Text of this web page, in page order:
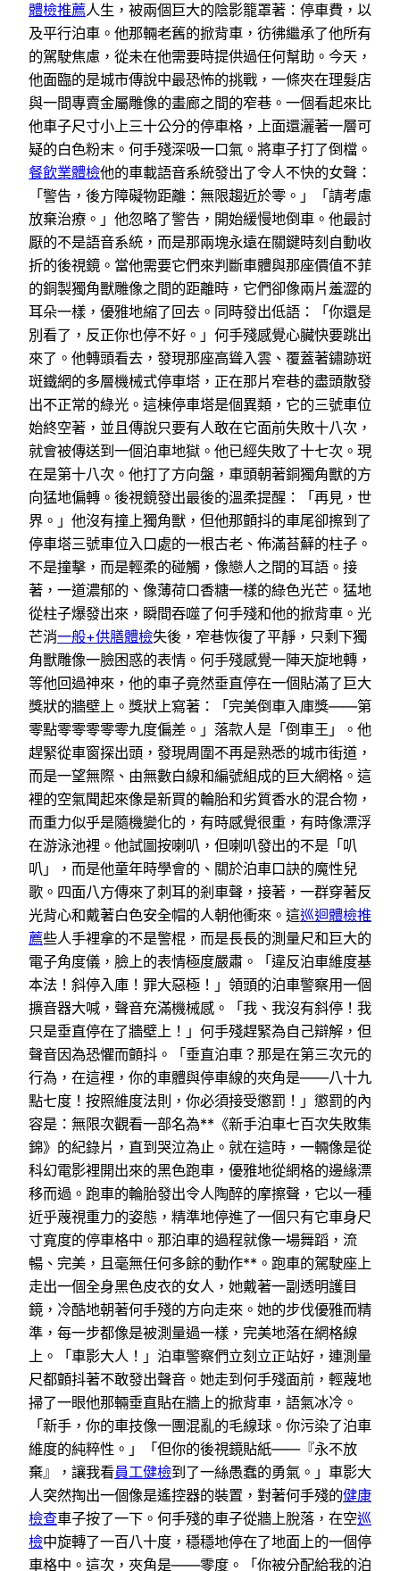
體檢推薦人生，被兩個巨大的陰影籠罩著：停車費，以
及平行泊車。他那輛老舊的掀背車，彷彿繼承了他所有
的駕駛焦慮，從未在他需要時提供過任何幫助。今天，
他面臨的是城市傳說中最恐怖的挑戰，一條夾在理髮店
與一間專賣金屬雕像的畫廊之間的窄巷。一個看起來比
他車子尺寸小上三十公分的停車格，上面還灑著一層可
疑的白色粉末。何手殘深吸一口氣。將車子打了倒檔。
餐飲業體檢他的車載語音系統發出了令人不快的女聲：
「警告，後方障礙物距離：無限趨近於零。」「請考慮
放棄治療。」他忽略了警告，開始緩慢地倒車。他最討
厭的不是語音系統，而是那兩塊永遠在關鍵時刻自動收
折的後視鏡。當他需要它們來判斷車體與那座價值不菲
的銅製獨角獸雕像之間的距離時，它們卻像兩片羞澀的
耳朵一樣，優雅地縮了回去。同時發出低語：「你還是
別看了，反正你也停不好。」何手殘感覺心臟快要跳出
來了。他轉頭看去，發現那座高聳入雲、覆蓋著鏽跡斑
斑鐵網的多層機械式停車塔，正在那片窄巷的盡頭散發
出不正常的綠光。這棟停車塔是個異類，它的三號車位
始終空著，並且傳說只要有人敢在它面前失敗十八次，
就會被傳送到一個泊車地獄。他已經失敗了十七次。現
在是第十八次。他打了方向盤，車頭朝著銅獨角獸的方
向猛地偏轉。後視鏡發出最後的溫柔提醒：「再見，世
界。」他沒有撞上獨角獸，但他那顫抖的車尾卻擦到了
停車塔三號車位入口處的一根古老、佈滿苔蘚的柱子。
不是撞擊，而是輕柔的碰觸，像戀人之間的耳語。接
著，一道濃郁的、像薄荷口香糖一樣的綠色光芒。猛地
從柱子爆發出來，瞬間吞噬了何手殘和他的掀背車。光
芒消一般+供膳體檢失後，窄巷恢復了平靜，只剩下獨
角獸雕像一臉困惑的表情。何手殘感覺一陣天旋地轉，
等他回過神來，他的車子竟然垂直停在一個貼滿了巨大
獎狀的牆壁上。獎狀上寫著：「完美倒車入庫獎——第
零點零零零零零九度偏差。」落款人是「倒車王」。他
趕緊從車窗探出頭，發現周圍不再是熟悉的城市街道，
而是一望無際、由無數白線和編號組成的巨大網格。這
裡的空氣聞起來像是新買的輪胎和劣質香水的混合物，
而重力似乎是隨機變化的，有時感覺很重，有時像漂浮
在游泳池裡。他試圖按喇叭，但喇叭發出的不是「叭
叭」，而是他童年時學會的、關於泊車口訣的魔性兒
歌。四面八方傳來了刺耳的剎車聲，接著，一群穿著反
光背心和戴著白色安全帽的人朝他衝來。這巡迴體檢推
薦些人手裡拿的不是警棍，而是長長的測量尺和巨大的
電子角度儀，臉上的表情極度嚴肅。「違反泊車維度基
本法！斜停入庫！罪大惡極！」領頭的泊車警察用一個
擴音器大喊，聲音充滿機械感。「我、我沒有斜停！我
只是垂直停在了牆壁上！」何手殘趕緊為自己辯解，但
聲音因為恐懼而顫抖。「垂直泊車？那是在第三次元的
行為，在這裡，你的車體與停車線的夾角是——八十九
點七度！按照維度法則，你必須接受懲罰！」懲罰的內
容是：無限次觀看一部名為**《新手泊車七百次失敗集
錦》的紀錄片，直到哭泣為止。就在這時，一輛像是從
科幻電影裡開出來的黑色跑車，優雅地從網格的邊緣漂
移而過。跑車的輪胎發出令人陶醉的摩擦聲，它以一種
近乎蔑視重力的姿態，精準地停進了一個只有它車身尺
寸寬度的停車格中。那泊車的過程就像一場舞蹈，流
暢、完美，且毫無任何多餘的動作**。跑車的駕駛座上
走出一個全身黑色皮衣的女人，她戴著一副透明護目
鏡，冷酷地朝著何手殘的方向走來。她的步伐優雅而精
準，每一步都像是被測量過一樣，完美地落在網格線
上。「車影大人！」泊車警察們立刻立正站好，連測量
尺都顫抖著不敢發出聲音。她走到何手殘面前，輕蔑地
掃了一眼他那輛垂直貼在牆上的掀背車，語氣冰冷。
「新手，你的車技像一團混亂的毛線球。你污染了泊車
維度的純粹性。」「但你的後視鏡貼紙——『永不放
棄』，讓我看員工健檢到了一絲愚蠢的勇氣。」車影大
人突然掏出一個像是遙控器的裝置，對著何手殘的健康
檢查車子按了一下。何手殘的車子從牆上脫落，在空巡
檢中旋轉了一百八十度，穩穩地停在了地面上的一個停
車格中。這次，夾角是——零度。「你被分配給我的泊